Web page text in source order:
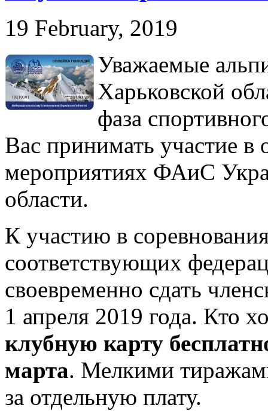
19 February, 2019
Уважаемые
Харьковской
фаза
Вас принимать участие
мероприятиях ФАиС
области.
К участию в
соответствующих
своевременно сдать
1 апреля 2019 года. Кто
клубную карту
марта. Мелкими тиражами
за отдельную плату.